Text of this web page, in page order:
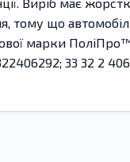
тому що
марки ПоліПро™
33 32 2 406